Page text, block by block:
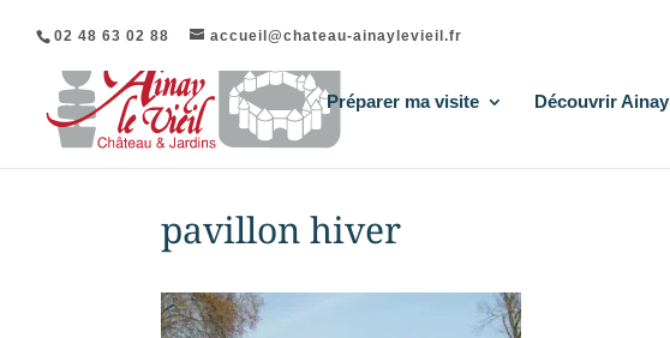
02 48 63 02 88 accueil@chateau-ainaylevieil.fr
Préparer ma visite Découvrir Ainay
pavillon hiver